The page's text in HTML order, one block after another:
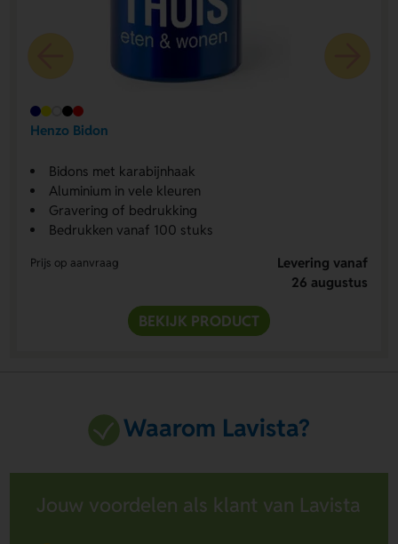
Henzo Bidon
Bidons met karabijnhaak
Aluminium in vele kleuren
Gravering of bedrukking
Bedrukken vanaf 100 stuks
Prijs op aanvraag
Levering vanaf
26 augustus
BEKIJK PRODUCT
Waarom Lavista?
Jouw voordelen als klant van Lavista